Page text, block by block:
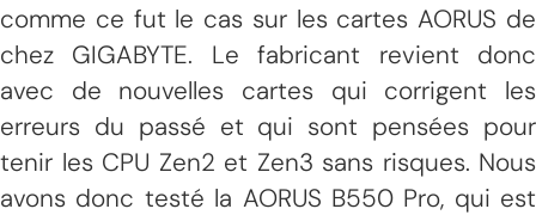
comme ce fut le cas sur les cartes AORUS de
chez GIGABYTE. Le fabricant revient donc
avec de nouvelles cartes qui corrigent les
erreurs du passé et qui sont pensées pour
tenir les CPU Zen2 et Zen3 sans risques. Nous
avons donc testé la AORUS B550 Pro, qui est